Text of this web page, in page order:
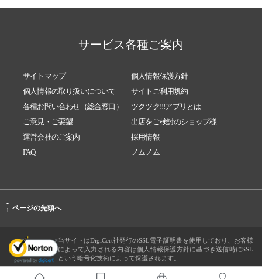
サービス各種ご案内
サイトマップ
個人情報保護方針
個人情報の取り扱いについて
サイトご利用規約
各種お問い合わせ（総合窓口）
ツクツク!!!アプリとは
ご意見・ご要望
出店をご検討のショップ様
運営会社のご案内
採用情報
FAQ
ノムノム
-
↑ ページの先頭へ
当サイトはDigiCert社発行のSSL電子証明書を使用しており、お客様
によって入力される内容は個人情報保護方針に基づき送信時にSSL
という暗号化技術によって保護されます。